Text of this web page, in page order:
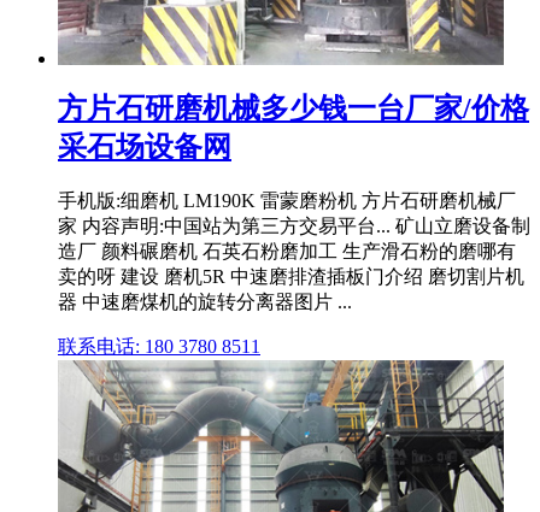
方片石研磨机械多少钱一台厂家/价格
采石场设备网
手机版:细磨机 LM190K 雷蒙磨粉机 方片石研磨机械厂
家 内容声明:中国站为第三方交易平台... 矿山立磨设备制
造厂 颜料碾磨机 石英石粉磨加工 生产滑石粉的磨哪有
卖的呀 建设 磨机5R 中速磨排渣插板门介绍 磨切割片机
器 中速磨煤机的旋转分离器图片 ...
联系电话: 180 3780 8511